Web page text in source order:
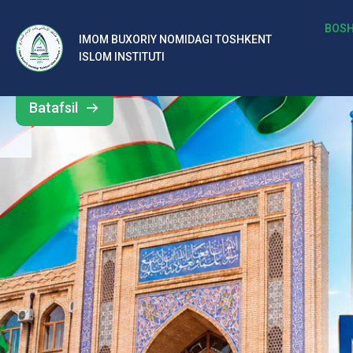
IMOM BUXORIY NOMIDAGI TOSHKENT
ISLOM INSTITUTI
b
al
ar
o‘
rt
a
si
d
Barcha
yangiliklar
Batafsil